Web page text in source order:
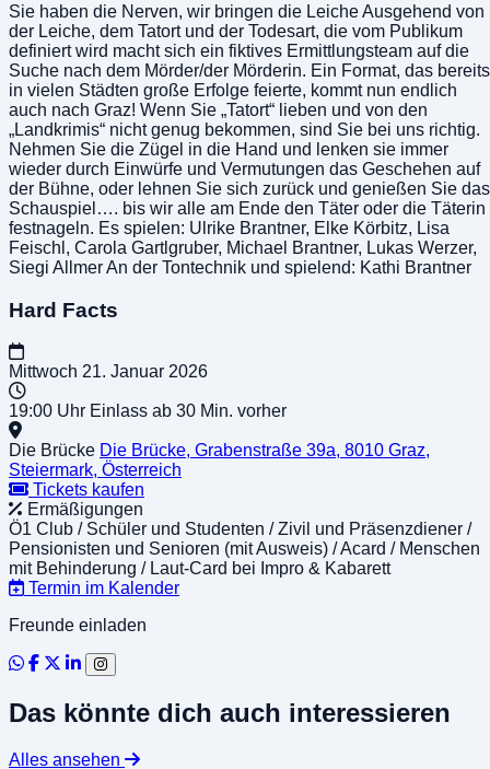
Sie haben die Nerven, wir bringen die Leiche Ausgehend von
der Leiche, dem Tatort und der Todesart, die vom Publikum
definiert wird macht sich ein fiktives Ermittlungsteam auf die
Suche nach dem Mörder/der Mörderin. Ein Format, das bereits
in vielen Städten große Erfolge feierte, kommt nun endlich
auch nach Graz! Wenn Sie „Tatort“ lieben und von den
„Landkrimis“ nicht genug bekommen, sind Sie bei uns richtig.
Nehmen Sie die Zügel in die Hand und lenken sie immer
wieder durch Einwürfe und Vermutungen das Geschehen auf
der Bühne, oder lehnen Sie sich zurück und genießen Sie das
Schauspiel…. bis wir alle am Ende den Täter oder die Täterin
festnageln. Es spielen: Ulrike Brantner, Elke Körbitz, Lisa
Feischl, Carola Gartlgruber, Michael Brantner, Lukas Werzer,
Siegi Allmer An der Tontechnik und spielend: Kathi Brantner
Hard Facts
Mittwoch 21. Januar 2026
19:00 Uhr Einlass ab 30 Min. vorher
Die Brücke Die Brücke, Grabenstraße 39a, 8010 Graz,
Steiermark, Österreich
Tickets kaufen
Ermäßigungen
Ö1 Club / Schüler und Studenten / Zivil und Präsenzdiener /
Pensionisten und Senioren (mit Ausweis) / Acard / Menschen
mit Behinderung / Laut-Card bei Impro & Kabarett
Termin im Kalender
Freunde einladen
Das könnte dich auch interessieren
Alles ansehen